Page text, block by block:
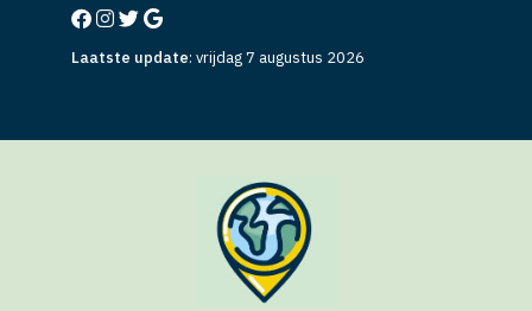
Laatste update: vrijdag 7 augustus 2026